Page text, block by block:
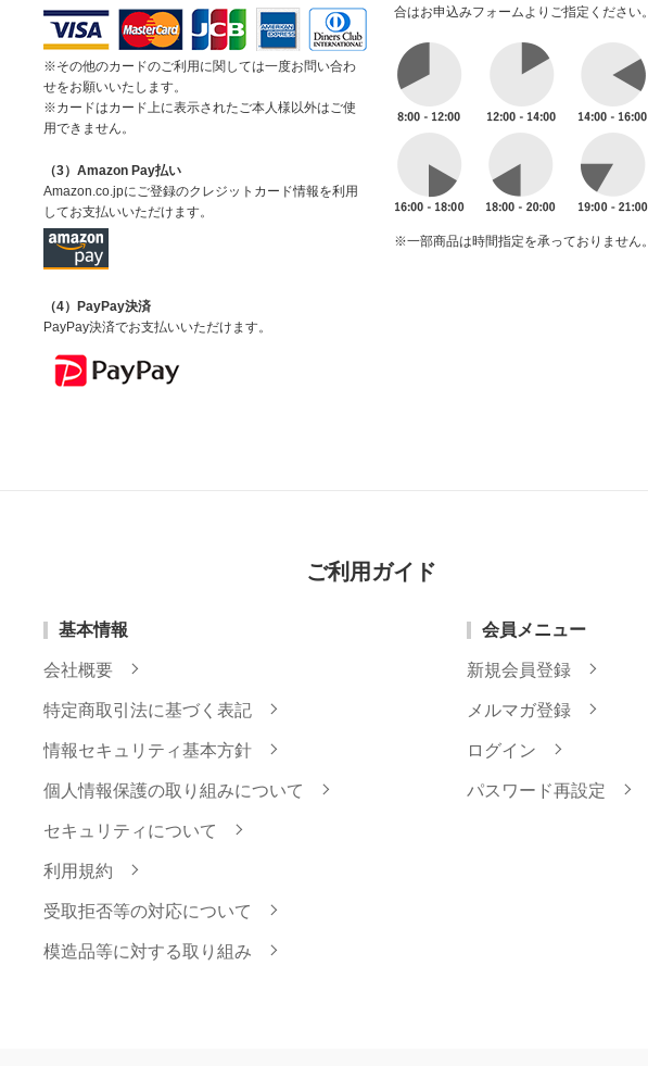
※その他のカードのご利用に関しては一度お問い合わ
せをお願いいたします。
※カードはカード上に表示されたご本人様以外はご使
用できません。
（3）Amazon Pay払い
Amazon.co.jpにご登録のクレジットカード情報を利用
してお支払いいただけます。
（4）PayPay決済
PayPay決済でお支払いいただけます。
合はお申込みフォームよりご指定ください。
※一部商品は時間指定を承っておりません。
ご利用ガイド
基本情報
会社概要
特定商取引法に基づく表記
情報セキュリティ基本方針
個人情報保護の取り組みについて
セキュリティについて
利用規約
受取拒否等の対応について
模造品等に対する取り組み
会員メニュー
新規会員登録
メルマガ登録
ログイン
パスワード再設定